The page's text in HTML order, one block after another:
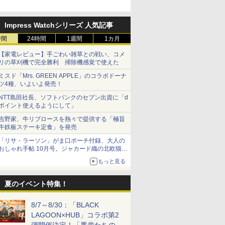
Impress Watchシリーズ 人気記事
24時間 1週間 1カ月
家電レビュー】手ごわい雑草との戦い、コメ
の草刈機で完全勝利 掃除機感覚で使えた
スド「Mrs. GREEN APPLE」のコラボドーナ
4種、いよいよ発売！
島田社長、ソフトバンクのセブン出資に「d
イント使えるようにして」
野家、牛リブロースを熱々で提供する「極旨
鉄板ステーキ定食」を発売
リサ・ラーソン」がま口ポーチ付録、大人の
しゃれ手帖 10月号。ジャカード織の北欧猫デ
もっと見る
夏のイベント特集！
8/7～8/30：「BLACK
LAGOON×HUB」コラボ第2